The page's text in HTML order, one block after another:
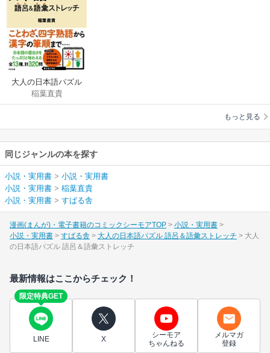
大人の日本語パズル
語呂＆語彙ストレッ
チ
稲葉直貴
もっと見る
同じジャンルの本を探す
小説・実用書 > 小説・実用書
小説・実用書 > 稲葉直貴
小説・実用書 > すばる舎
漫画(まんが)・電子書籍のコミックシーモアTOP
小説・実用書
小説・実用書
すばる舎 大人の日本語パズル 語呂＆語彙ストレッチ
大人
の日本語パズル 語呂＆語彙ストレッチ
最新情報はここからチェック！
限定特典GET
LINE X
シーモア
ちゃんねる
メルマガ
登録